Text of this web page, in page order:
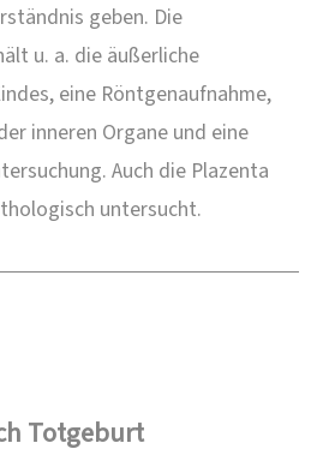
geben. Die
u. a. die äußerliche
eine Röntgenaufnahme,
inneren Organe und eine
Auch die Plazenta
untersucht.
Totgeburt